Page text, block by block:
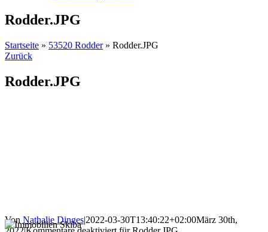
Rodder.JPG
Startseite » 53520 Rodder» Rodder.JPG
Zurück
Rodder.JPG
Von Nathalie Dinges|2022-03-30T13:40:22+02:00März 30th,